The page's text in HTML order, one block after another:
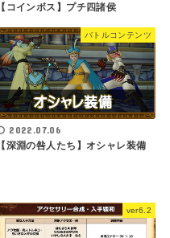
【コインボス】プチ四諸侯
バトルコンテンツ
2022.07.06
【深淵の咎人たち】オシャレ装備
ver6.2